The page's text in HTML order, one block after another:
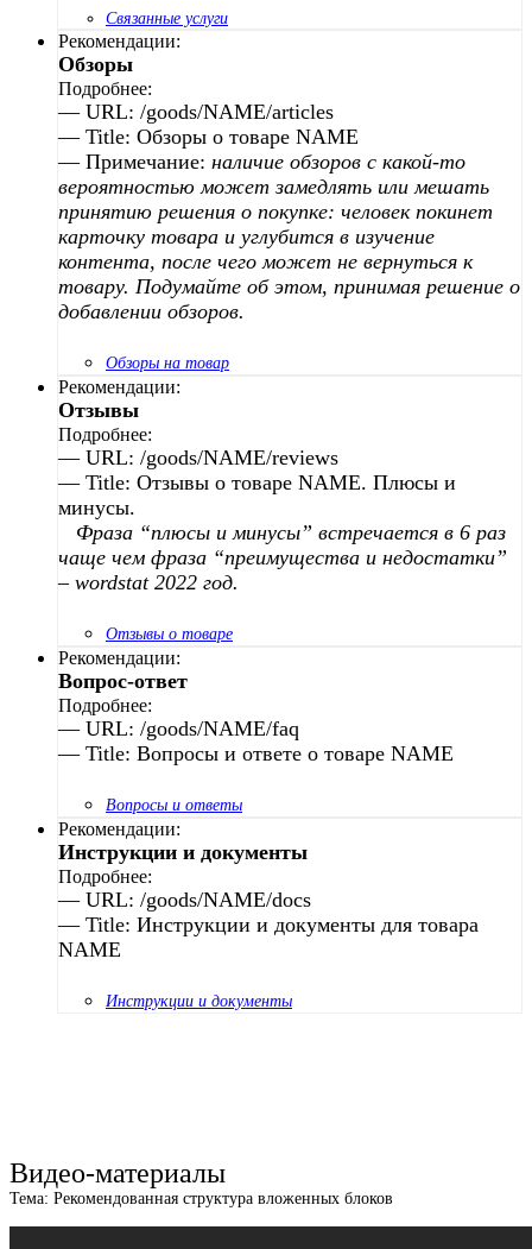
Связанные услуги
Рекомендации:
Обзоры
Подробнее:
— URL: /goods/NAME/articles
— Title: Обзоры о товаре NAME
— Примечание: наличие обзоров с какой-то
вероятностью может замедлять или мешать
принятию решения о покупке: человек покинет
карточку товара и углубится в изучение
контента, после чего может не вернуться к
товару. Подумайте об этом, принимая решение о
добавлении обзоров.
Обзоры на товар
Рекомендации:
Отзывы
Подробнее:
— URL: /goods/NAME/reviews
— Title: Отзывы о товаре NAME. Плюсы и
минусы.
Фраза “плюсы и минусы” встречается в 6 раз
чаще чем фраза “преимущества и недостатки”
– wordstat 2022 год.
Отзывы о товаре
Рекомендации:
Вопрос-ответ
Подробнее:
— URL: /goods/NAME/faq
— Title: Вопросы и ответе о товаре NAME
Вопросы и ответы
Рекомендации:
Инструкции и документы
Подробнее:
— URL: /goods/NAME/docs
— Title: Инструкции и документы для товара
NAME
Инструкции и документы
Видео-материалы
Тема: Рекомендованная структура вложенных блоков